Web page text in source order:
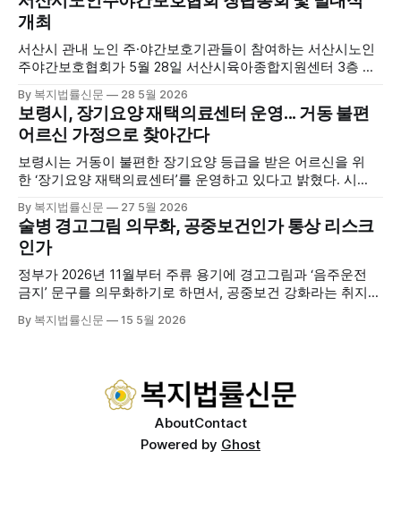
를 선보이며 관광객과 군민의 발길을 끌고 있다. 센터는 염지
하수, 피트 등 태안의 청정 해양자원을 활용해 몸과 마음의 회
복을 돕는 다양한 프로그램을 운영하고
개최
서산시 관내 노인 주·야간보호기관들이 참여하는 서산시노인
주야간보호협회가 5월 28일 서산시육아종합지원센터 3층 공
행사에는 서산시 관내 주·야간보호기관 관계자와 종사자, 유관
기관 내빈 등 약 100여명이 참석했으며, 서산시청 관계자, 서
산시노인복지시설협회, 서산시재가복지협회, 서산시사회복지
사협회 등 지역 노인복지 관련 기관 관계자들이 함께해 협회
출범을 축하했다. 서산시노인주야간보호협회는 서산시 소재
By 복지법률신문 28 5월 2026
보령시, 장기요양 재택의료센터 운영... 거동 불편
어르신 가정으로 찾아간다
보령시는 거동이 불편한 장기요양 등급을 받은 어르신을 위
한 ‘장기요양 재택의료센터’를 운영하고 있다고 밝혔다. 시
고 본격적인 서비스 제공에 나서고 있다. 재택의료센터
는 (한)의사가 거동 불편으로 의료기관 이용이 어렵다고 판단
한 장기요양 등급자를 대상으로, (한)의사·간호사·사회복지사
로 구성된 다학제 팀이 직접 가정을 방문해 건강관리서비스
를 제공하는
By 복지법률신문 27 5월 2026
술병 경고그림 의무화, 공중보건인가 통상 리스크
인가
정부가 2026년 11월부터 주류 용기에 경고그림과 ‘음주운전
금지’ 문구를 의무화하기로 하면서, 공중보건 강화라는 취지와
도는 국제 통상 규범, 영세업체 부담, 소비자 선택권 등 다양한
By 복지법률신문 15 5월 2026
AboutContact
Powered by Ghost